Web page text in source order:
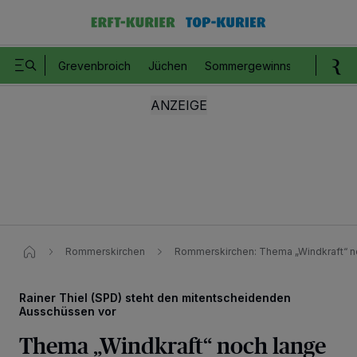
Grevenbroich Jüchen Sommergewinnspiel
Rommerskirchen Rommerskirchen: Thema „Windkraft“
Rainer Thiel (SPD) steht den mitentscheidenden
Ausschüssen vor
Thema „Windkraft“ noch lange